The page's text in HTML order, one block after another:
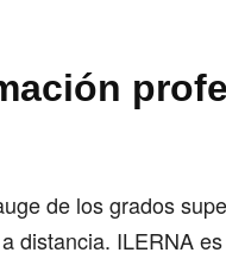
de los grados
distancia. ILERNA